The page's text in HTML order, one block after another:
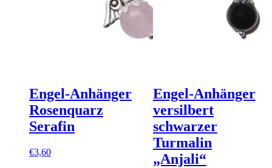
Engel-Anhänger
Rosenquarz
Serafin
€3,60
Engel-Anhänger
versilbert
schwarzer
Turmalin
„Anjali“